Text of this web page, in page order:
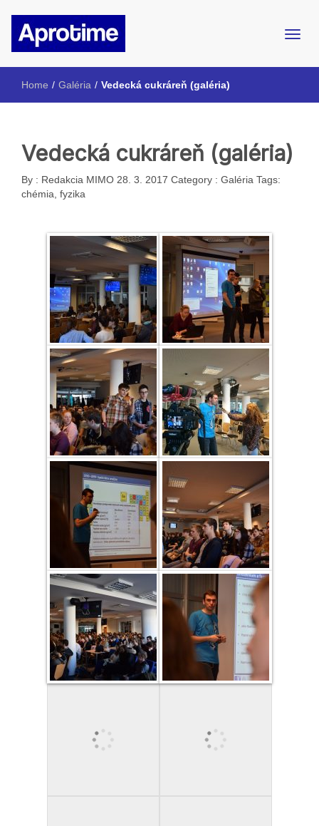
Aprotime
Internetový magazín ŠpMNDaG
Home / Galéria / Vedecká cukráreň (galéria)
Vedecká cukráreň (galéria)
By : Redakcia MIMO 28. 3. 2017 Category : Galéria Tags:
chémia fyzika